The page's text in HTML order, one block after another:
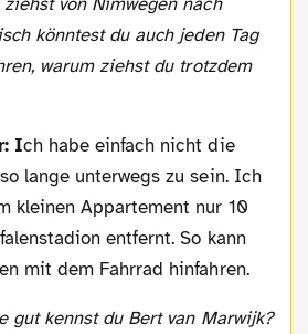
könntest du auch jeden Tag
warum ziehst du trotzdem
Ich habe einfach nicht die
lange unterwegs zu sein. Ich
kleinen Appartement nur 10
entfernt. So kann
mit dem Fahrrad hinfahren.